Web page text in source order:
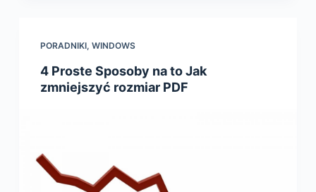
PORADNIKI, WINDOWS
4 Proste Sposoby na to Jak
zmniejszyć rozmiar PDF